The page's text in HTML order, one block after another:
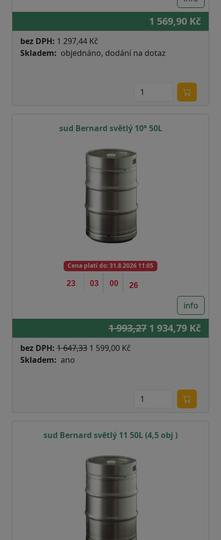
1 569,90 Kč
bez DPH: 1 297,44 Kč
Skladem
objednáno, dodání na dotaz
sud Bernard světlý 10° 50L
Cena platí do:31.8.2026 11:05
23 03 00 25
info
1 993,27 1 934,79 Kč
bez DPH: 1 647,33 1 599,00 Kč
Skladem
ano
sud Bernard světlý 11 50L (4,5 obj )